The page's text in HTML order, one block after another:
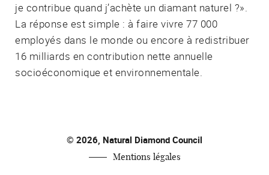
je contribue quand j’achète un diamant naturel ?».
La réponse est simple : à faire vivre 77 000
employés dans le monde ou encore à redistribuer
16 milliards en contribution nette annuelle
socioéconomique et environnementale.
© 2026, Natural Diamond Council
Mentions légales